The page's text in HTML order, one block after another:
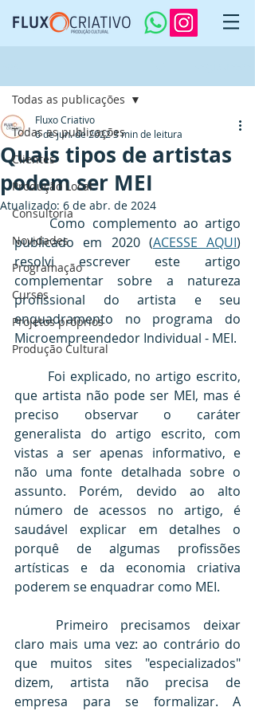
Todas as publicações
Clientes
Produção Local
Consultoria
Novidades
Programação
Cursos
Projetos próprios
Produção Cultural
Todas as publicações
Quais tipos de artistas
podem ser MEI
Fluxo Criativo
6 de jun. de 20223 min de leitura
Atualizado: 6 de abr. de 2024
	Como complemento ao artigo
publicado em 2020 (ACESSE AQUI)
resolvi escrever este artigo
complementar sobre a natureza
profissional do artista e seu
enquadramento no programa do
Microempreendedor Individual - MEI.
que artista não pode ser MEI, mas é
preciso observar o caráter
generalista do artigo escrito, com
vistas a ser apenas informativo, e
não uma fonte detalhada sobre o
assunto. Porém, devido ao alto
número de acessos no artigo, é
saudável explicar em detalhes o
porquê de algumas profissões
artísticas e da economia criativa
poderem se enquadrar como MEI.
claro mais uma vez: ao contrário do
que muitos sites "especializados"
dizem, artista não precisa de
empresa para se formalizar. A